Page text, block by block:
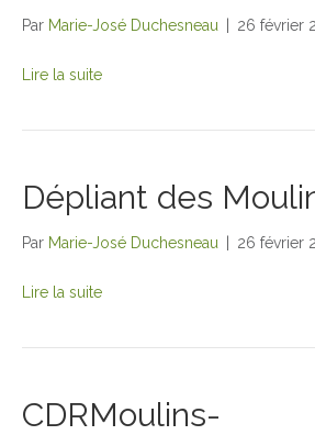
Par Marie-José Duchesneau 26 février
Lire la suite
Dépliant des
Par Marie-José Duchesneau 26 février
Lire la suite
CDRMoulins-